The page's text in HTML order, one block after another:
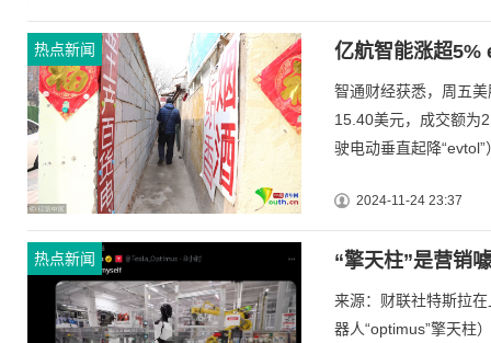
热点新闻 亿航智能涨超5%
智通财经获悉，周五
15.40美元，成交额为
驶电动垂直起降
2024-11-24 23:37
热点新闻 “擎天柱”是营销
来源：财联社特斯拉
器人“optimus”擎天柱